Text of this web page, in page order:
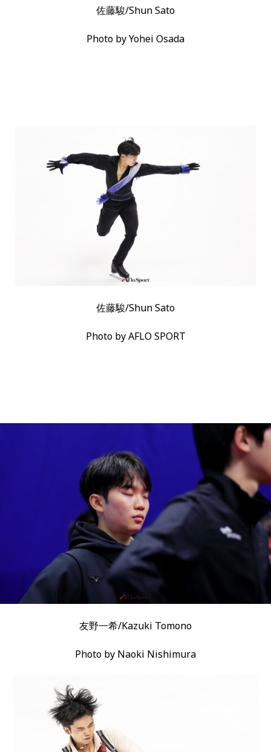
佐藤駿/Shun Sato
Photo by Yohei Osada
佐藤駿/Shun Sato
Photo by AFLO SPORT
友野一希/Kazuki Tomono
Photo by Naoki Nishimura